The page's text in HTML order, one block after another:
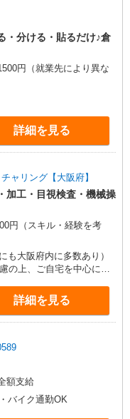
・分ける・貼るだけ♪倉
円（就業先により異な
詳細を見る
ャリング【大阪府】
加工・目視検査・機械操
円（スキル・経験を考
も大阪府内に多数あり）
の上、ご自宅を中心に通
詳細を見る
額支給
バイク通勤OK